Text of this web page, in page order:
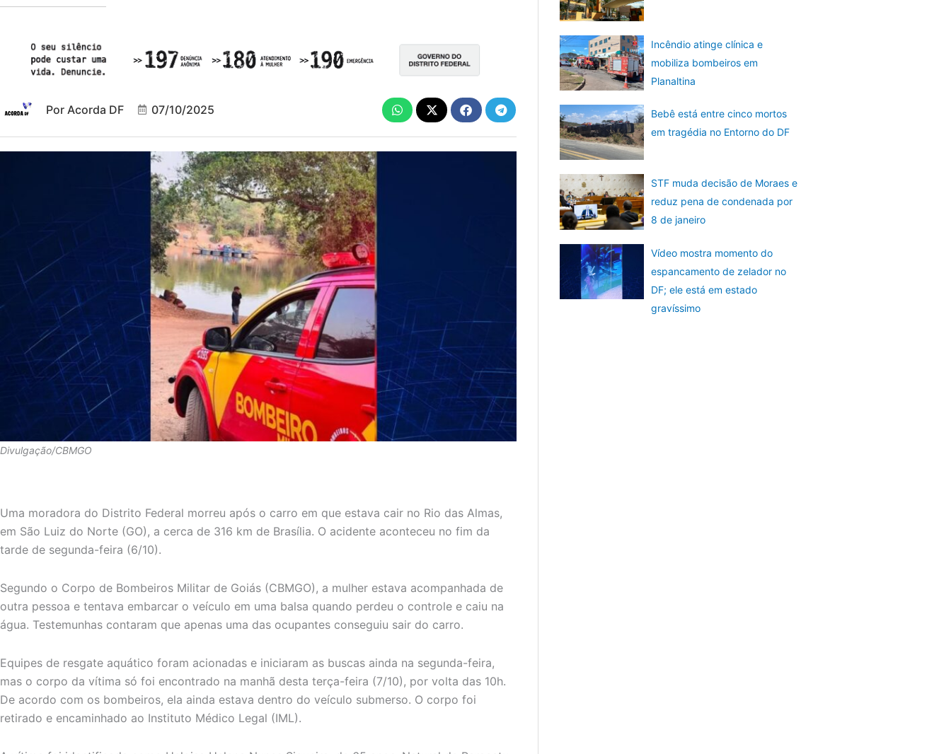
Por Acorda DF 07/10/2025
Divulgação/CBMGO
Uma moradora do Distrito Federal morreu após o carro em que estava cair no Rio das Almas,
em São Luiz do Norte (GO), a cerca de 316 km de Brasília. O acidente aconteceu no fim da
tarde de segunda-feira (6/10).
Segundo o Corpo de Bombeiros Militar de Goiás (CBMGO), a mulher estava acompanhada de
outra pessoa e tentava embarcar o veículo em uma balsa quando perdeu o controle e caiu na
água. Testemunhas contaram que apenas uma das ocupantes conseguiu sair do carro.
Equipes de resgate aquático foram acionadas e iniciaram as buscas ainda na segunda-feira,
mas o corpo da vítima só foi encontrado na manhã desta terça-feira (7/10), por volta das 10h.
De acordo com os bombeiros, ela ainda estava dentro do veículo submerso. O corpo foi
retirado e encaminhado ao Instituto Médico Legal (IML).
Incêndio atinge clínica e
mobiliza bombeiros em
Planaltina
Bebê está entre cinco mortos
em tragédia no Entorno do DF
STF muda decisão de Moraes e
reduz pena de condenada por
8 de janeiro
Vídeo mostra momento do
espancamento de zelador no
DF; ele está em estado
gravíssimo